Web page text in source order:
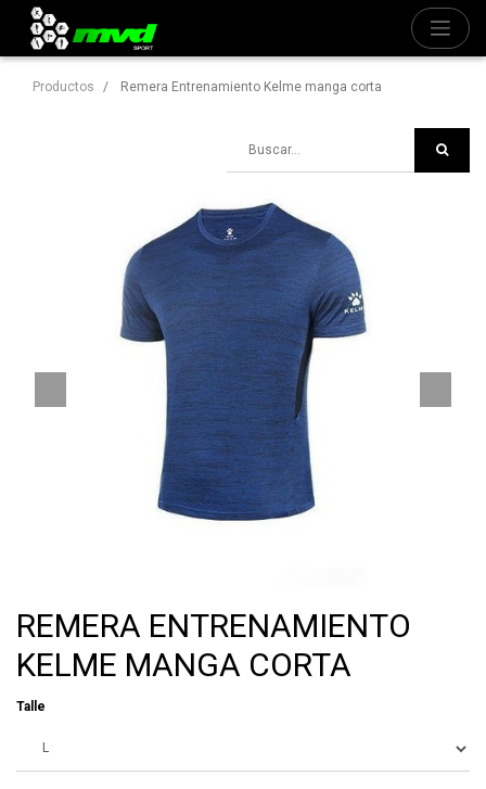
Productos Remera Entrenamiento Kelme manga corta
REMERA ENTRENAMIENTO
KELME MANGA CORTA
Talle